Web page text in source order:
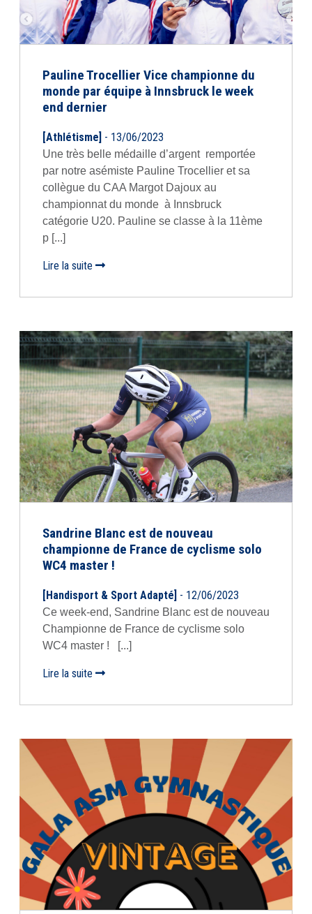
Pauline Trocellier Vice championne du
monde par équipe à Innsbruck le week
end dernier
[Athlétisme] - 13/06/2023
Une très belle médaille d’argent remportée
par notre asémiste Pauline Trocellier et sa
collègue du CAA Margot Dajoux au
championnat du monde à Innsbruck
catégorie U20. Pauline se classe à la 11ème
p [...]
Lire la suite
Sandrine Blanc est de nouveau
championne de France de cyclisme solo
WC4 master !
[Handisport & Sport Adapté] - 12/06/2023
Ce week-end, Sandrine Blanc est de nouveau
Championne de France de cyclisme solo
WC4 master ! [...]
Lire la suite